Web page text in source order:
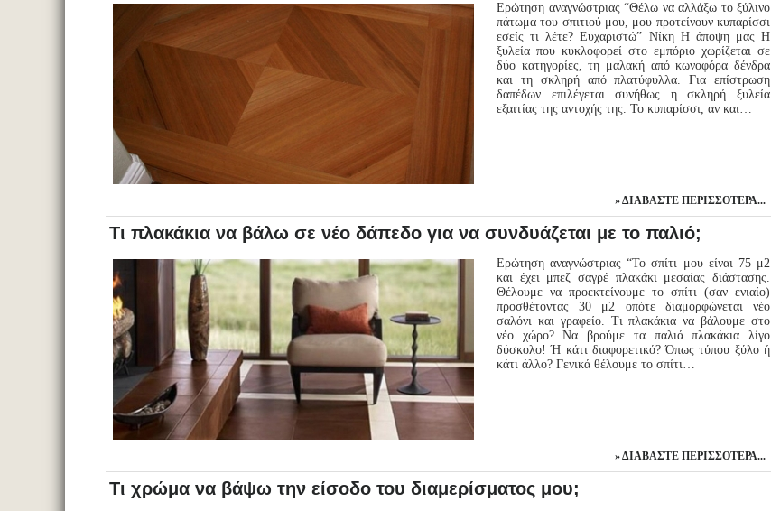
Ερώτηση αναγνώστριας “Θέλω να αλλάξω το ξύλινο
πάτωμα του σπιτιού μου, μου προτείνουν κυπαρίσσι
εσείς τι λέτε? Ευχαριστώ” Νίκη Η άποψη μας Η
ξυλεία που κυκλοφορεί στο εμπόριο χωρίζεται σε
δύο κατηγορίες, τη μαλακή από κωνοφόρα δένδρα
και τη σκληρή από πλατύφυλλα. Για επίστρωση
δαπέδων επιλέγεται συνήθως η σκληρή ξυλεία
εξαιτίας της αντοχής της. Το κυπαρίσσι, αν και…
ΔΙΑΒΆΣΤΕ ΠΕΡΙΣΣΌΤΕΡΑ...
Τι πλακάκια να βάλω σε νέο δάπεδο για να συνδυάζεται με το παλιό;
Ερώτηση αναγνώστριας “Το σπίτι μου είναι 75 μ2
και έχει μπεζ σαγρέ πλακάκι μεσαίας διάστασης.
Θέλουμε να προεκτείνουμε το σπίτι (σαν ενιαίο)
προσθέτοντας 30 μ2 οπότε διαμορφώνεται νέο
σαλόνι και γραφείο. Τι πλακάκια να βάλουμε στο
νέο χώρο? Να βρούμε τα παλιά πλακάκια λίγο
δύσκολο! Ή κάτι διαφορετικό? Όπως τύπου ξύλο ή
κάτι άλλο? Γενικά θέλουμε το σπίτι…
ΔΙΑΒΆΣΤΕ ΠΕΡΙΣΣΌΤΕΡΑ...
Τι χρώμα να βάψω την είσοδο του διαμερίσματος μου;